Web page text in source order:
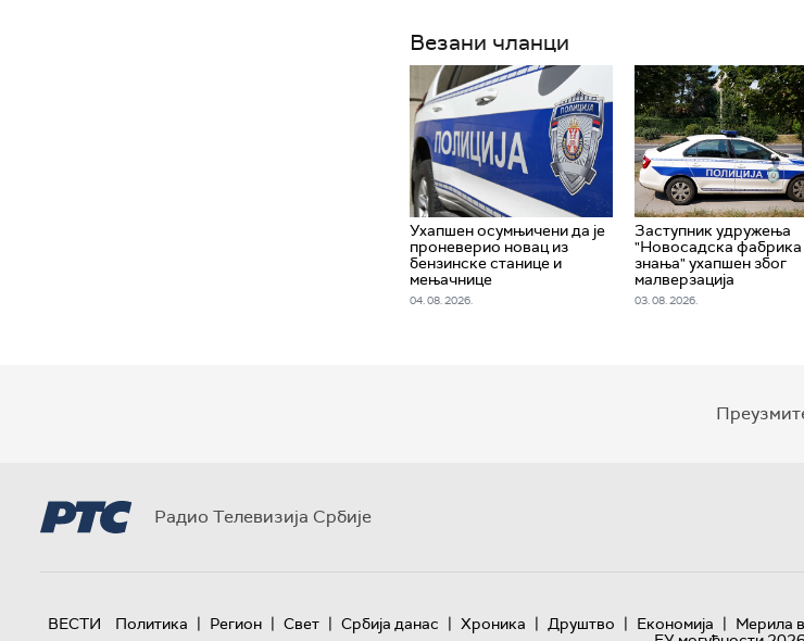
Везани чланци
Ухапшен осумњичени да је
проневерио новац из
бензинске станице и
мењачнице
04. 08. 2026.
Заступник удружења
"Новосадска фабрика
знања" ухапшен због
малверзација
03. 08. 2026.
Радио Телевизија Србије
ВЕСТИ Политика | Регион | Свет | Србија данас | Хроника | Друштво | Економија | Мерила